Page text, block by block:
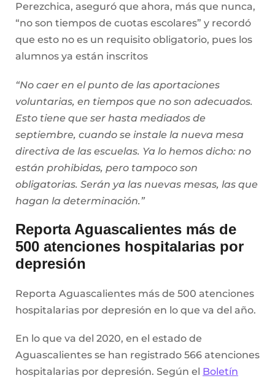
Perezchica, aseguró que ahora, más que nunca,
“no son tiempos de cuotas escolares” y recordó
que esto no es un requisito obligatorio, pues los
alumnos ya están inscritos
“No caer en el punto de las aportaciones
voluntarias, en tiempos que no son adecuados.
Esto tiene que ser hasta mediados de
septiembre, cuando se instale la nueva mesa
directiva de las escuelas. Ya lo hemos dicho: no
están prohibidas, pero tampoco son
obligatorias. Serán ya las nuevas mesas, las que
hagan la determinación.”
Reporta Aguascalientes más de
500 atenciones hospitalarias por
depresión
Reporta Aguascalientes más de 500 atenciones
hospitalarias por depresión en lo que va del año.
En lo que va del 2020, en el estado de
Aguascalientes se han registrado 566 atenciones
hospitalarias por depresión. Según el Boletín